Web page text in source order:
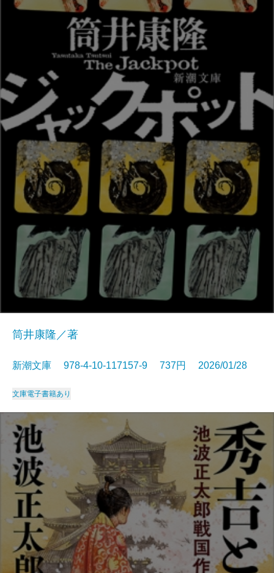
筒井康隆／著
新潮文庫 978-4-10-117157-9 737円 2026/01/28
文庫電子書籍あり